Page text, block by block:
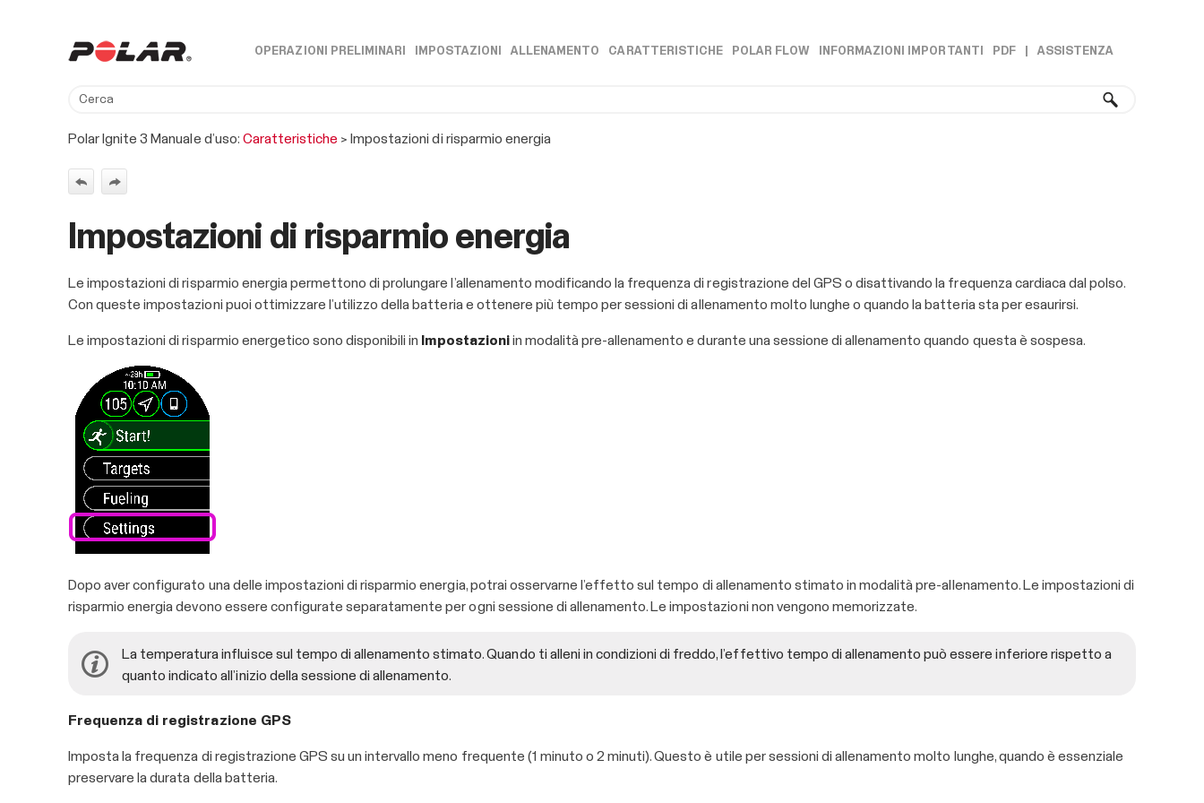
OPERAZIONI PRELIMINARI» IMPOSTAZIONI»ALLENAMENTO» CARATTERISTICHE» POLAR FLOW» INFORMAZIONI IMPORTANTI » PDF ASSISTENZA
Polar Ignite 3 Manuale d’uso: Caratteristiche > Impostazioni di risparmio energia
Impostazioni di risparmio energia
Le impostazioni di risparmio energia permettono di prolungare l’allenamento modificando la frequenza di registrazione del GPS o disattivando la frequenza cardiaca dal polso.
Con queste impostazioni puoi ottimizzare l’utilizzo della batteria e ottenere più tempo per sessioni di allenamento molto lunghe o quando la batteria sta per esaurirsi.
Le impostazioni di risparmio energetico sono disponibili in Impostazioniin modalità pre-allenamento e durante una sessione di allenamento quando questa è sospesa.
Dopo aver configurato una delle impostazioni di risparmio energia, potrai osservarne l’effetto sul tempo di allenamento stimato in modalità pre-allenamento. Le impostazioni di
risparmio energia devono essere configurate separatamente per ogni sessione di allenamento. Le impostazioni non vengono memorizzate.
La temperatura influisce sul tempo di allenamento stimato. Quando ti alleni in condizioni di freddo, l’effettivo tempo di allenamento può essere inferiore rispetto a
quanto indicato all’inizio della sessione di allenamento.
Frequenza di registrazione GPS
Imposta la frequenza di registrazione GPS su un intervallo meno frequente (1 minuto o 2 minuti). Questo è utile per sessioni di allenamento molto lunghe, quando è essenziale
preservare la durata della batteria.